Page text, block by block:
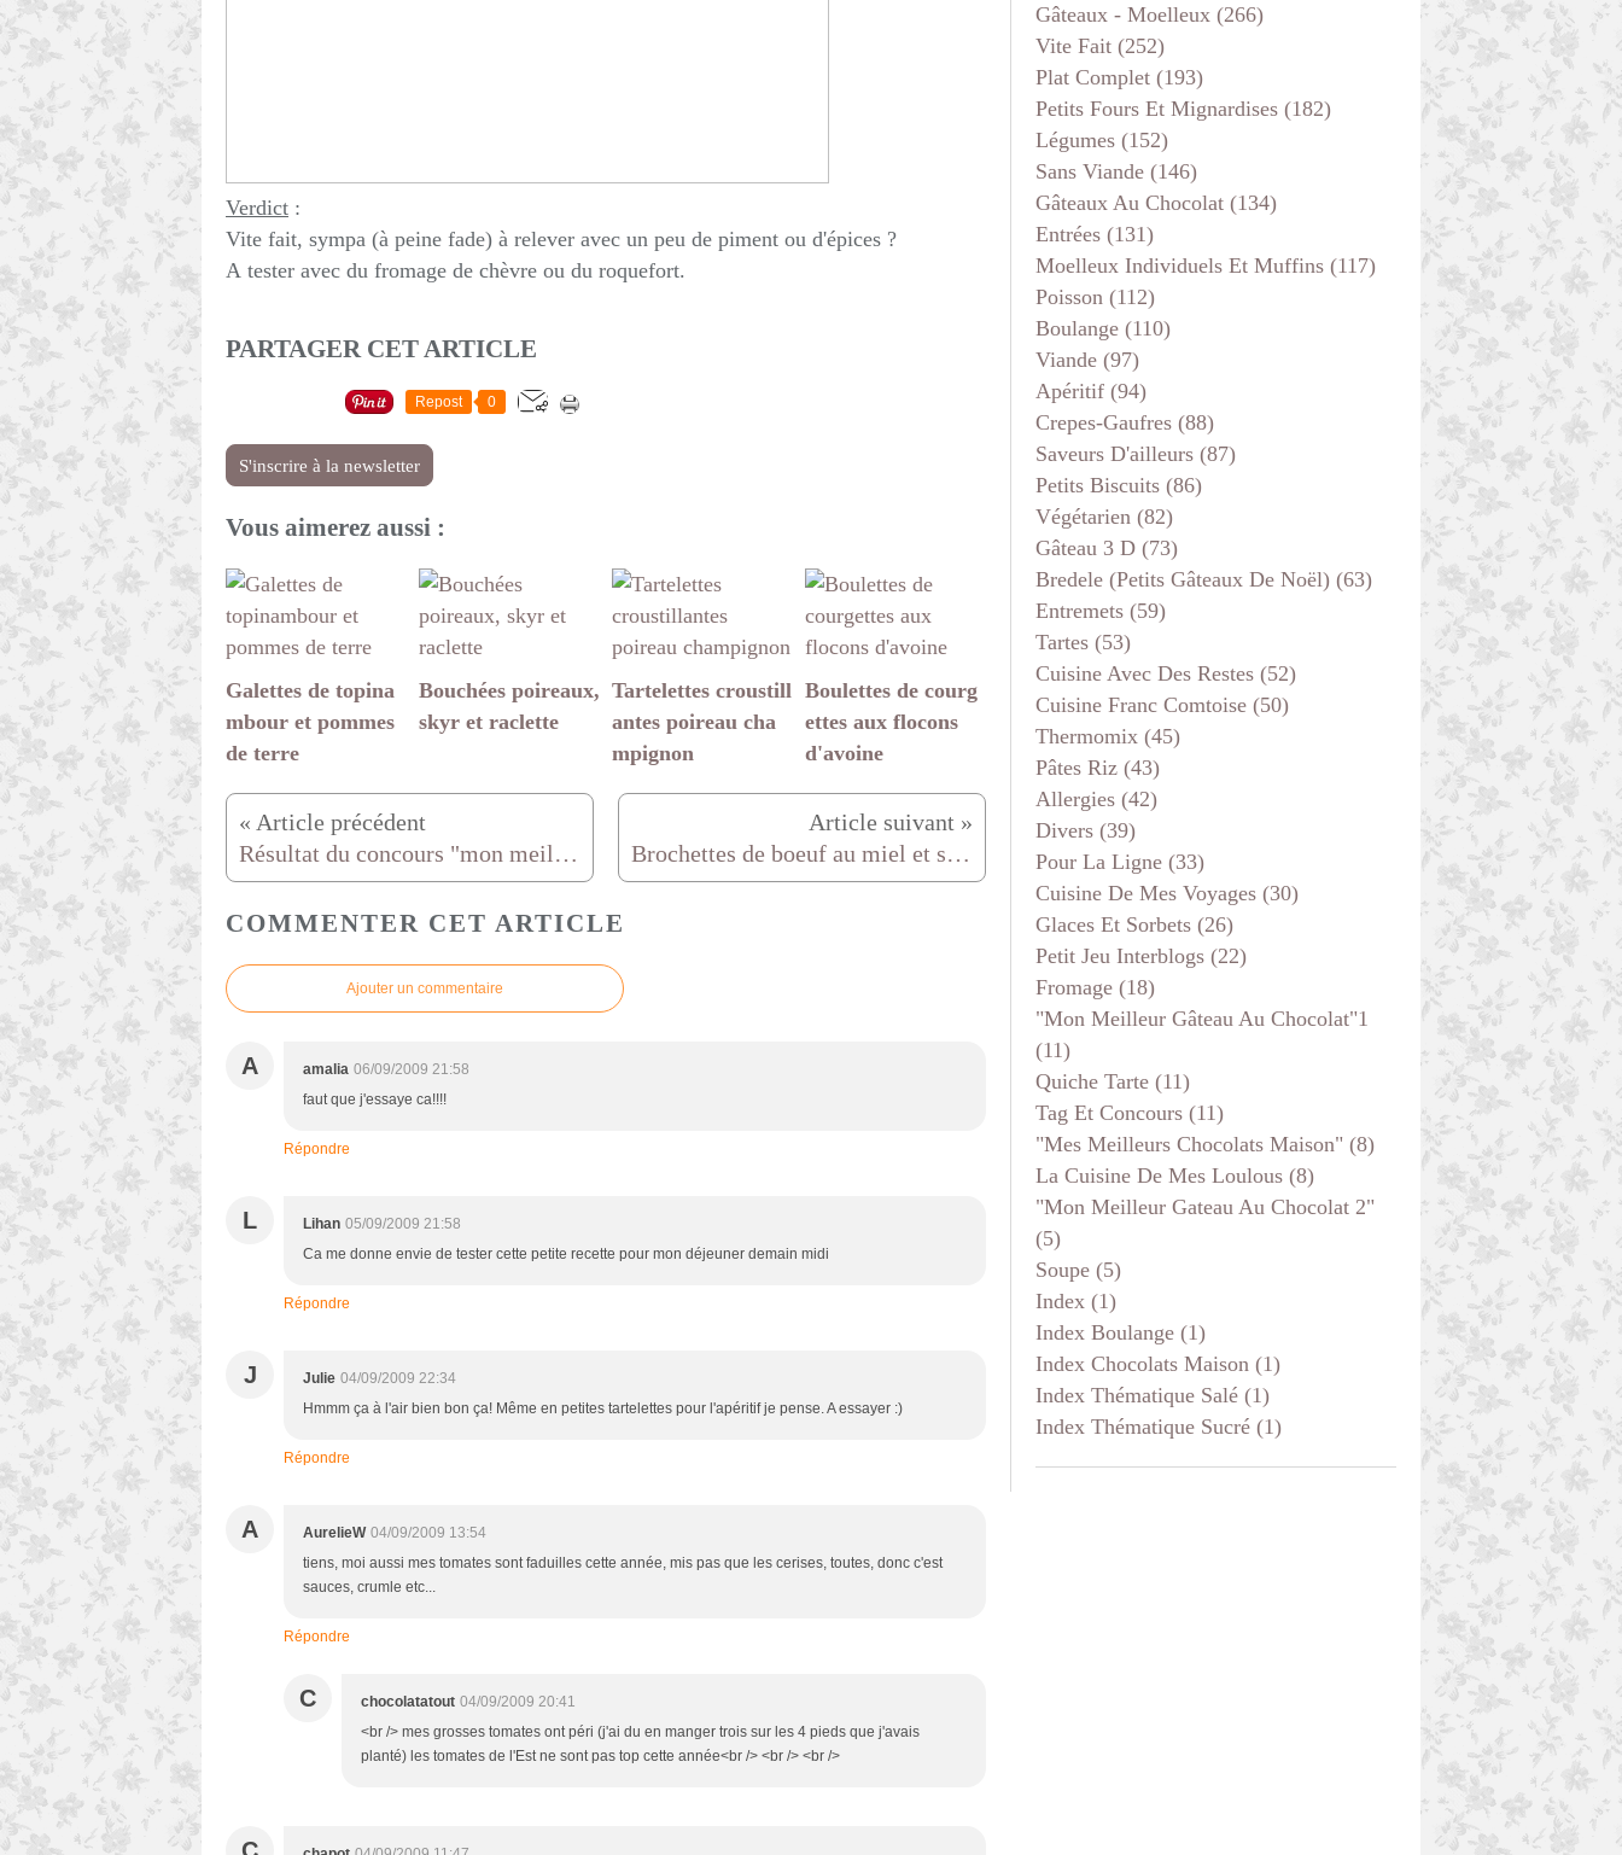
Verdict :
Vite fait, sympa (à peine fade) à relever avec un peu de piment ou d'épices ?
A tester avec du fromage de chèvre ou du roquefort.
PARTAGER CET ARTICLE
Repost 0
S'inscrire à la newsletter
Vous aimerez aussi :
Galettes de topina
mbour et pommes
de terre
Bouchées poireaux,
skyr et raclette
Tartelettes croustill
antes poireau cha
mpignon
Boulettes de courg
ettes aux flocons
d'avoine
Résultat du concours "mon meilleur gâteau au chocolat" Brochettes de boeuf au miel et sésame
COMMENTER CET ARTICLE
Ajouter un commentaire
A amalia 06/09/2009 21:58
faut que j'essaye ca!!!!
Répondre
L Lihan 05/09/2009 21:58
Ca me donne envie de tester cette petite recette pour mon déjeuner demain midi
Répondre
J Julie 04/09/2009 22:34
Hmmm ça à l'air bien bon ça! Même en petites tartelettes pour l'apéritif je pense. A essayer :)
Répondre
A AurelieW 04/09/2009 13:54
tiens, moi aussi mes tomates sont faduilles cette année, mis pas que les cerises, toutes, donc c'est
sauces, crumle etc...
Répondre
C chocolatatout 04/09/2009 20:41
<br /> mes grosses tomates ont péri (j'ai du en manger trois sur les 4 pieds que j'avais
planté) les tomates de l'Est ne sont pas top cette année<br /> <br /> <br />
Gâteaux - Moelleux (266)
Vite Fait (252)
Plat Complet (193)
Petits Fours Et Mignardises (182)
Légumes (152)
Sans Viande (146)
Gâteaux Au Chocolat (134)
Entrées (131)
Moelleux Individuels Et Muffins (117)
Poisson (112)
Boulange (110)
Viande (97)
Apéritif (94)
Crepes-Gaufres (88)
Saveurs D'ailleurs (87)
Petits Biscuits (86)
Végétarien (82)
Gâteau 3 D (73)
Bredele (petits Gâteaux De Noël) (63)
Entremets (59)
Tartes (53)
Cuisine Avec Des Restes (52)
Cuisine Franc Comtoise (50)
Thermomix (45)
Pâtes Riz (43)
Allergies (42)
Divers (39)
Pour La Ligne (33)
Cuisine De Mes Voyages (30)
Glaces Et Sorbets (26)
Petit Jeu Interblogs (22)
Fromage (18)
"mon Meilleur Gâteau Au Chocolat"1
(11)
Quiche Tarte (11)
Tag Et Concours (11)
"mes Meilleurs Chocolats Maison" (8)
La Cuisine De Mes Loulous (8)
"mon Meilleur Gateau Au Chocolat 2"
(5)
Soupe (5)
Index (1)
Index Boulange (1)
Index Chocolats Maison (1)
Index Thématique Salé (1)
Index Thématique Sucré (1)